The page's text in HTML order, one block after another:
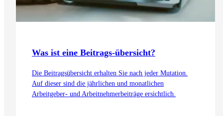
Was ist eine Beitrags-übersicht?
Die Beitragsübersicht erhalten Sie nach jeder Mutation.
Auf dieser sind die jährlichen und monatlichen
Arbeitgeber- und Arbeitnehmerbeiträge ersichtlich.